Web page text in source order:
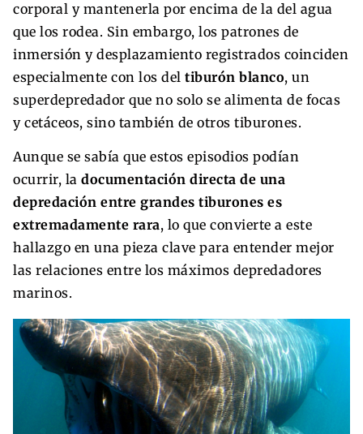
corporal y mantenerla por encima de la del agua
que los rodea. Sin embargo, los patrones de
inmersión y desplazamiento registrados coinciden
especialmente con los del tiburón blanco, un
superdepredador que no solo se alimenta de focas
y cetáceos, sino también de otros tiburones.
Aunque se sabía que estos episodios podían
ocurrir, la documentación directa de una
depredación entre grandes tiburones es
extremadamente rara, lo que convierte a este
hallazgo en una pieza clave para entender mejor
las relaciones entre los máximos depredadores
marinos.